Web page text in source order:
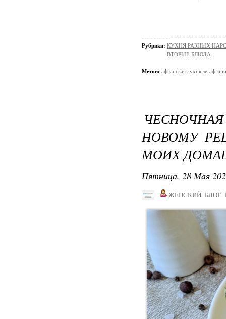
Рубрики: КУХНЯ РАЗНЫХ
ВТОРЫЕ БЛЮДА
Метки: афганская кухня
НОВОМУ
МОИХ
Пятница, 28 Мая